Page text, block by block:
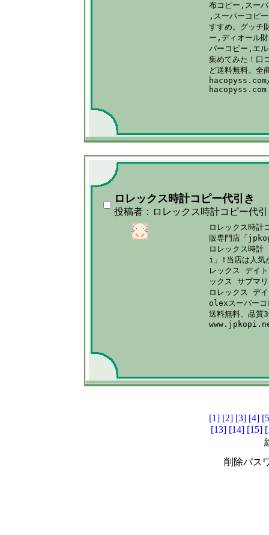
布コピー,スー
,スーパーコピ
すすめ。グッチ
ー,ディオール
パーコピー,エ
集めてみた！口
ど送料無料。全
hacopyss.com
ロレックス時計コピー代引き
投稿者：ロレックス時計コピー代
ロレックス時計
販専門店「
ロレックス時
i」!当店は人気
レックス デイ
ックス サブマ
ロレックス デ
olexスーパーコ
送料無料、品質
[1] [2] [3] [4]
[13] [14] [15]
削除パス